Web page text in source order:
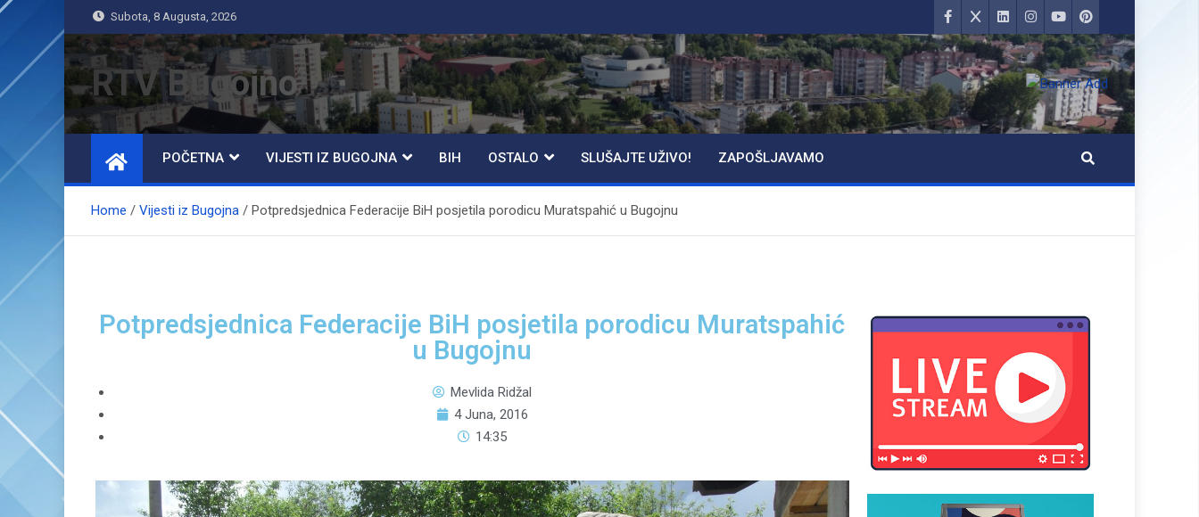
Subota, 8 Augusta, 2026
RTV Bugojno
POČETNA VIJESTI IZ BUGOJNA BIH OSTALO SLUŠAJTE UŽIVO! ZAPOŠLJAVAMO
Home Vijesti iz Bugojna Potpredsjednica Federacije BiH posjetila porodicu Muratspahić u Bugojnu
Potpredsjednica Federacije BiH posjetila porodicu Muratspahić
u Bugojnu
Mevlida Ridžal
4 Juna, 2016
14:35